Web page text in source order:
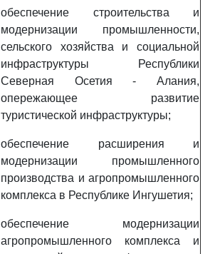
обеспечение строительства и
модернизации промышленности,
сельского хозяйства и социальной
инфраструктуры Республики
Северная Осетия - Алания,
опережающее развитие
туристической инфраструктуры;
обеспечение расширения и
модернизации промышленного
производства и агропромышленного
комплекса в Республике Ингушетия;
обеспечение модернизации
агропромышленного комплекса и